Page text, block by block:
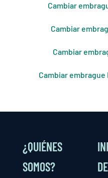
Cambiar
Cambiar
Cambiar
Cambiar embrague
¿QUIÉNES
SOMOS?
DE